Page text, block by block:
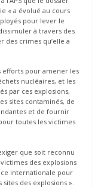
« a évolué au cours
pour lever le
à travers des
des crimes qu’elle a
efforts pour amener les
nucléaires, et les
par ces explosions,
sites contaminés, de
et de fournir
toutes les victimes
que soit reconnu
des explosions
internationale pour
des explosions ».